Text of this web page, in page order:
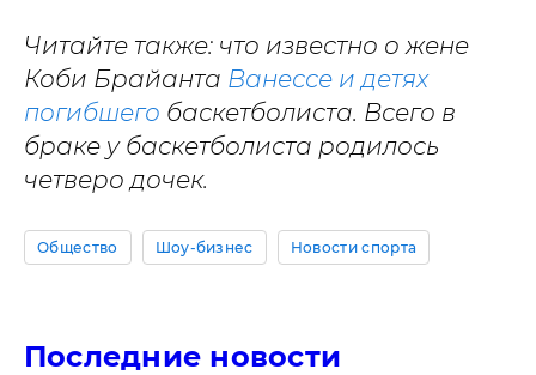
Читайте также: что известно о жене
Коби Брайанта Ванессе и детях
погибшего баскетболиста. Всего в
браке у баскетболиста родилось
четверо дочек.
Общество Шоу-бизнес Новости спорта
Последние новости